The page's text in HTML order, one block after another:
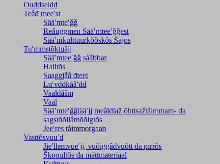
Ouddseidd
Teâđ meeʹst
Sääʹmteʹǧǧ
Reâuggmen Sääʹmteeʹǧǧest
Sääʹmkulttuurkõõskõs Sajos
Tuʹmmstõktuâjj
Sääʹmteeʹǧǧ sååbbar
Halltõs
Saaǥǥjååʹđteei
Luʹvddkååʹdd
Vaaldâšm
Vaal
Sääʹmteʹǧǧlääʹjj meâldlaž õhttsažtåimmam- da
saǥstõõllâmõõlǥtõs
Jeeʹres tåimmorgaan
Vasttõsvuuʹd
Jieʹllemvueʹjj, vuõiggâdvuõtt da pirrõs
Škooultõs da mättmateriaal